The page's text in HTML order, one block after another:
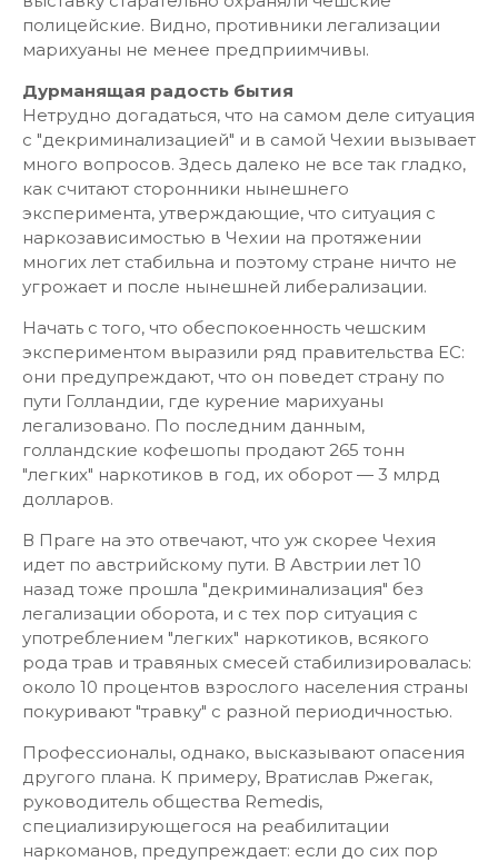
полицейские. Видно, противники легализации
марихуаны не менее предприимчивы.
Дурманящая радость бытия
Нетрудно догадаться, что на самом деле ситуация
с "декриминализацией" и в самой Чехии вызывает
много вопросов. Здесь далеко не все так гладко,
как считают сторонники нынешнего
эксперимента, утверждающие, что ситуация с
наркозависимостью в Чехии на протяжении
многих лет стабильна и поэтому стране ничто не
угрожает и после нынешней либерализации.
Начать с того, что обеспокоенность чешским
экспериментом выразили ряд правительства ЕС:
они предупреждают, что он поведет страну по
пути Голландии, где курение марихуаны
легализовано. По последним данным,
голландские кофешопы продают 265 тонн
"легких" наркотиков в год, их оборот — 3 млрд
долларов.
В Праге на это отвечают, что уж скорее Чехия
идет по австрийскому пути. В Австрии лет 10
назад тоже прошла "декриминализация" без
легализации оборота, и с тех пор ситуация с
употреблением "легких" наркотиков, всякого
рода трав и травяных смесей стабилизировалась:
около 10 процентов взрослого населения страны
покуривают "травку" с разной периодичностью.
Профессионалы, однако, высказывают опасения
другого плана. К примеру, Вратислав Ржегак,
руководитель общества Remedis,
специализирующегося на реабилитации
наркоманов, предупреждает: если до сих пор